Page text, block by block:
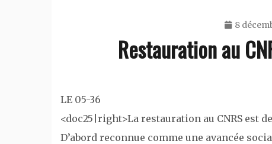
8
Restauration au
LE 05-36
<doc25|right>La restauration au CNRS est
D’abord reconnue comme une avancée